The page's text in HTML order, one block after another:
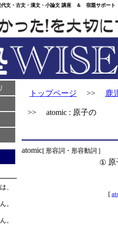
文・古文・漢文・小論文 講座 ＆ 宿題サポー
、
。
。
トップページ >> 鹿
>> atomic : 原子の
atomic[ 形容詞・形容動詞 ]
①
[